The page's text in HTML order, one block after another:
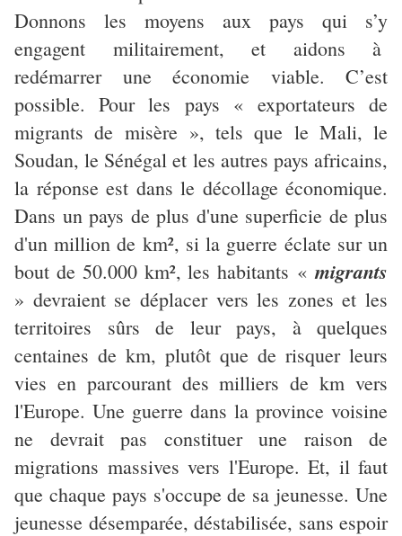
Donnons les moyens aux pays qui s’y
engagent militairement, et aidons à
redémarrer une économie viable. C’est
possible. Pour les pays « exportateurs de
migrants de misère », tels que le Mali, le
Soudan, le Sénégal et les autres pays africains,
la réponse est dans le décollage économique.
Dans un pays de plus d'une superficie de plus
d'un million de km², si la guerre éclate sur un
bout de 50.000 km², les habitants «migrants
» devraient se déplacer vers les zones et les
territoires sûrs de leur pays, à quelques
centaines de km, plutôt que de risquer leurs
vies en parcourant des milliers de km vers
l'Europe. Une guerre dans la province voisine
ne devrait pas constituer une raison de
migrations massives vers l'Europe. Et, il faut
que chaque pays s'occupe de sa jeunesse. Une
jeunesse désemparée, déstabilisée, sans espoir